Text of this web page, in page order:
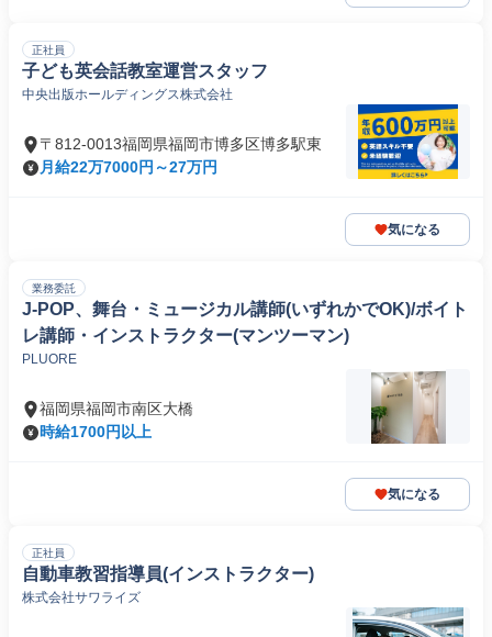
正社員
子ども英会話教室運営スタッフ
中央出版ホールディングス株式会社
〒812-0013福岡県福岡市博多区博多駅東
月給22万7000円～27万円
気になる
業務委託
J-POP、舞台・ミュージカル講師(いずれかでOK)/ボイト
レ講師・インストラクター(マンツーマン)
PLUORE
福岡県福岡市南区大橋
時給1700円以上
気になる
正社員
自動車教習指導員(インストラクター)
株式会社サワライズ